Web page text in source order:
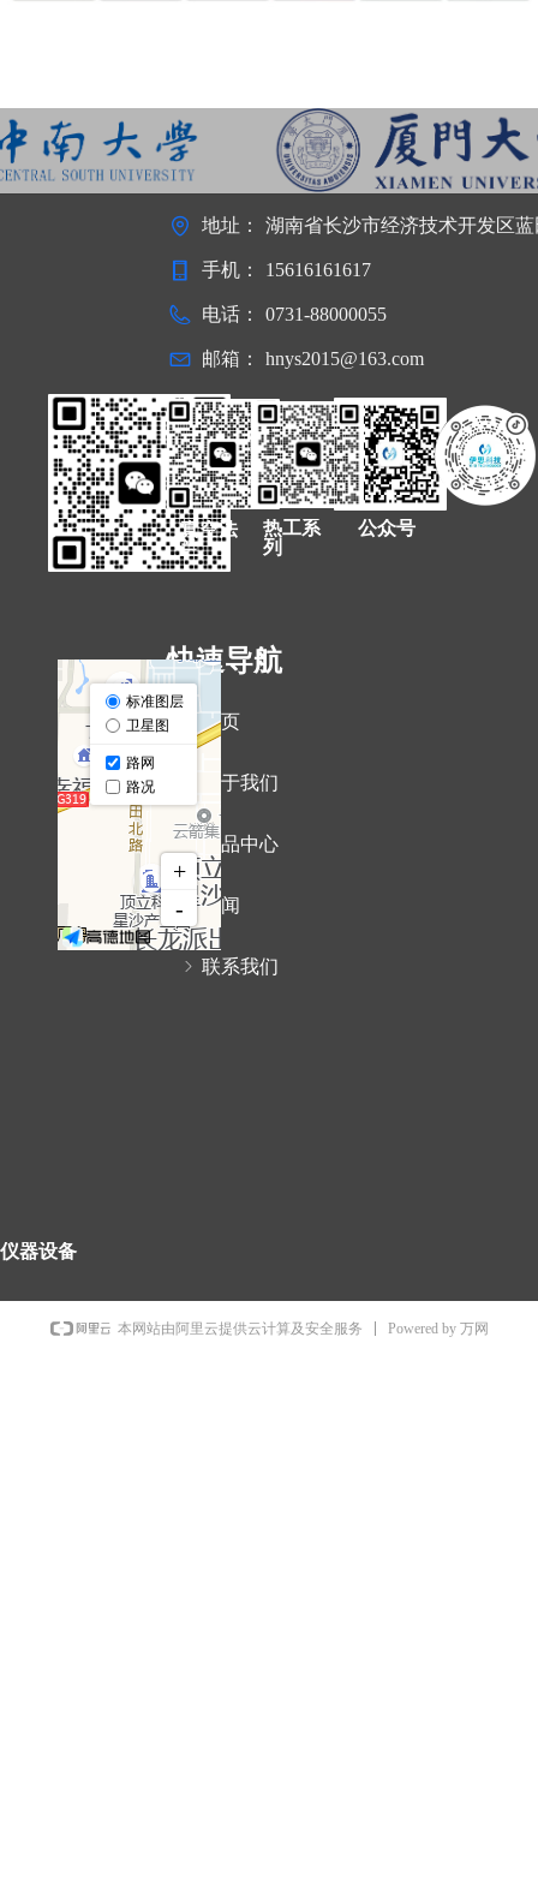
地址： 湖南省长沙市经济技术开发区
手机： 15616161617
电话： 0731-88000055
邮箱： hnys2015@163.com
快速导航
首页
关于我们
ꁇ 产品中心
ꁇ 新闻
ꁇ 联系我们
真空法
兰
热工系
列
公众号
仪器设备
本网站由阿里云提供云计算及安全服务 Powered by 万网